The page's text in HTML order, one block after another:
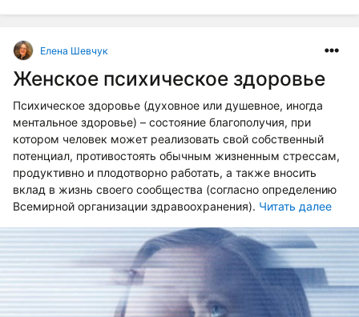
Елена Шевчук
Женское психическое здоровье
Психическое здоровье (духовное или душевное, иногда
ментальное здоровье) – состояние благополучия, при
котором человек может реализовать свой собственный
потенциал, противостоять обычным жизненным стрессам,
продуктивно и плодотворно работать, а также вносить
вклад в жизнь своего сообщества (согласно определению
Всемирной организации здравоохранения). Читать далее